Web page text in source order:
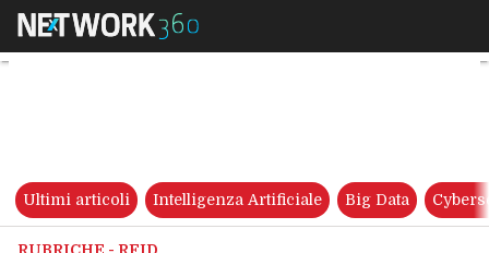
Iveco usa i tag per la
Ultimi articoli Intelligenza Artificiale Big Data